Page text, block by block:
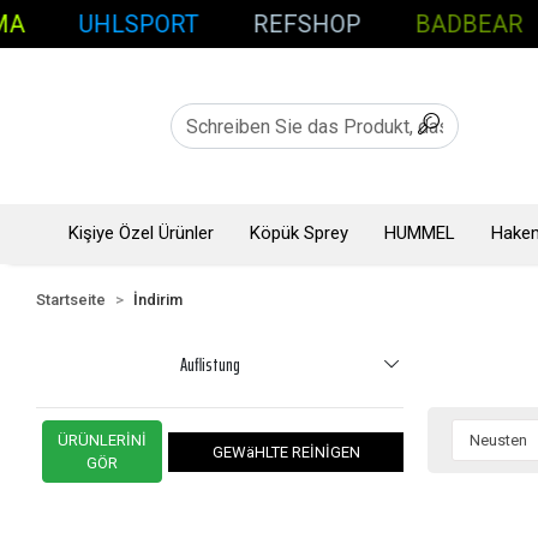
UHLSPORT REFSHOP BADBEAR
Kişiye Özel Ürünler Köpük Sprey HUMMEL
Startseite İndirim
Auflistung
ÜRÜNLERİNİ
GÖR
GEWäHLTE REİNİGEN